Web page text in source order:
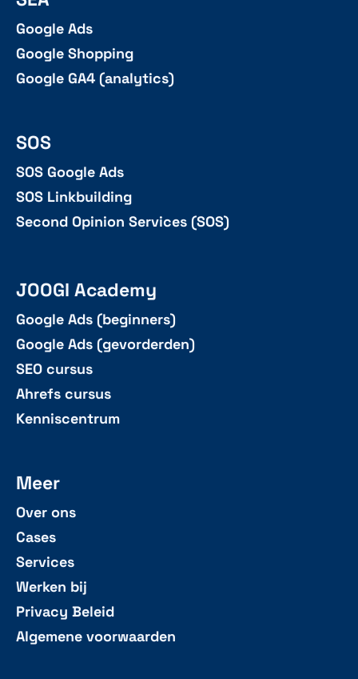
Google Ads
Google Shopping
Google GA4 (analytics)
SOS
SOS Google Ads
SOS Linkbuilding
Second Opinion Services (SOS)
JOOGI Academy
Google Ads (beginners)
Google Ads (gevorderden)
SEO cursus
Ahrefs cursus
Kenniscentrum
Meer
Over ons
Cases
Services
Werken bij
Privacy Beleid
Algemene voorwaarden